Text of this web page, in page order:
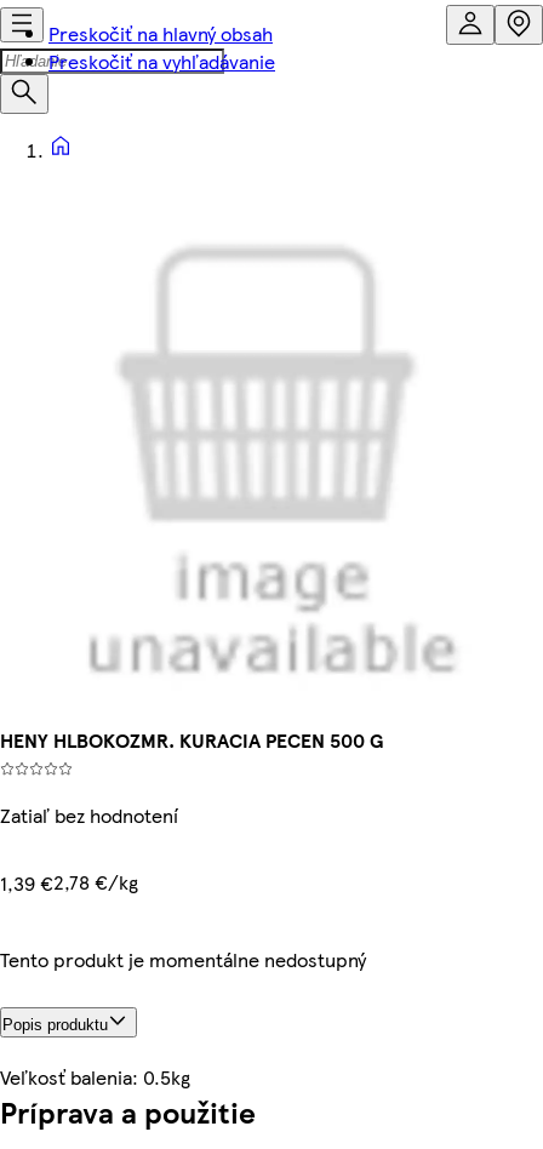
Preskočiť na hlavný obsah
Preskočiť na vyhľadávanie
HENY HLBOKOZMR. KURACIA PECEN 500 G
Zatiaľ bez hodnotení
1,39 €2,78 €/kg
Tento produkt je momentálne nedostupný
Popis produktu
Veľkosť balenia: 0.5kg
Príprava a použitie